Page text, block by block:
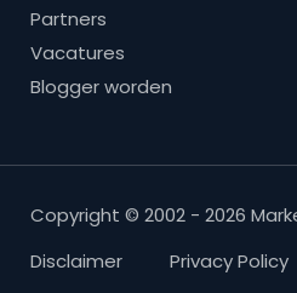
Partners
Vacatures
Blogger worden
Copyright © 2002 - 2026
Disclaimer
Privacy Policy